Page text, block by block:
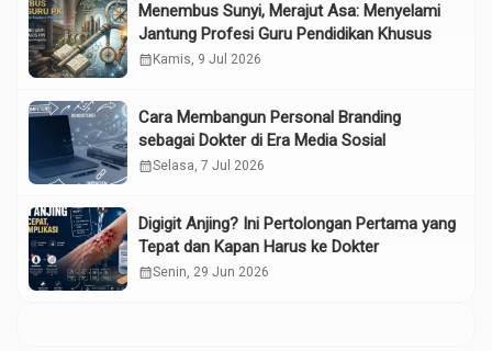
Menembus Sunyi, Merajut Asa: Menyelami
Jantung Profesi Guru Pendidikan Khusus
calendar_month Kamis, 9 Jul 2026
Cara Membangun Personal Branding
sebagai Dokter di Era Media Sosial
calendar_monthSelasa, 7 Jul 2026
Digigit Anjing? Ini Pertolongan Pertama yang
Tepat dan Kapan Harus ke Dokter
calendar_monthSenin, 29 Jun 2026